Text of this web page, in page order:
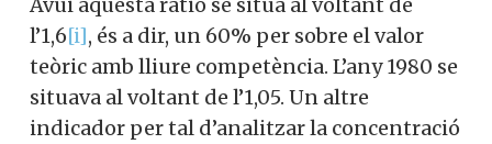
l’1,6[i], és a dir, un 60% per sobre el valor
teòric amb lliure competència. L’any 1980 se
situava al voltant de l’1,05. Un altre
indicador per tal d’analitzar la concentració